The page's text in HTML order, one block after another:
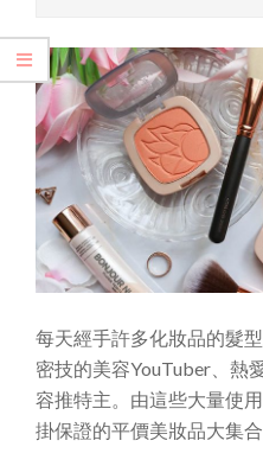
每天經手許多化妝品的髮
密技的美容YouTuber、熱
容推特主。由這些大量使
掛保證的平價美妝品大集合